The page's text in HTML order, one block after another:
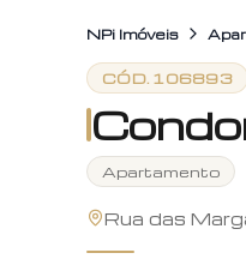
NPi Imóveis
CÓD. 106893
Apartamento
Rua das